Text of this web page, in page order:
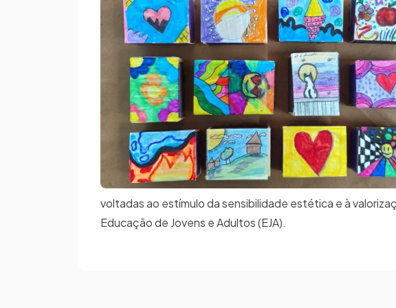
voltadas ao estímulo da sensibilidade estética e à
Educação de Jovens e Adultos (EJA).